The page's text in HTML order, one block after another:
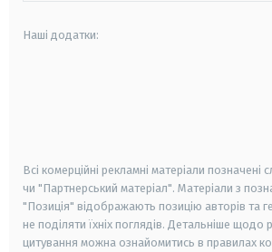
Наші додатки:
Всі комерційні рекламні матеріали позначені
чи "Партнерський матеріал". Матеріали з
"Позиція" відображають позицію авторів та
не поділяти їхніх поглядів. Детальніше щодо
цитування можна ознайомитись в правилах